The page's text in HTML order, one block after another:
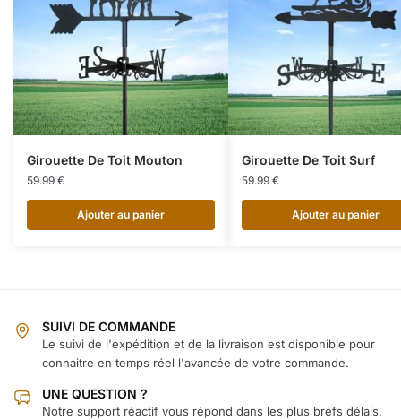
Girouette De Toit Mouton
59.99 €
Ajouter au panier
Girouette De Toit Surf
59.99 €
Ajouter au panier
SUIVI DE COMMANDE
Le suivi de l'expédition et de la livraison est disponible pour
connaitre en temps réel l'avancée de votre commande.
UNE QUESTION ?
Notre support réactif vous répond dans les plus brefs délais.